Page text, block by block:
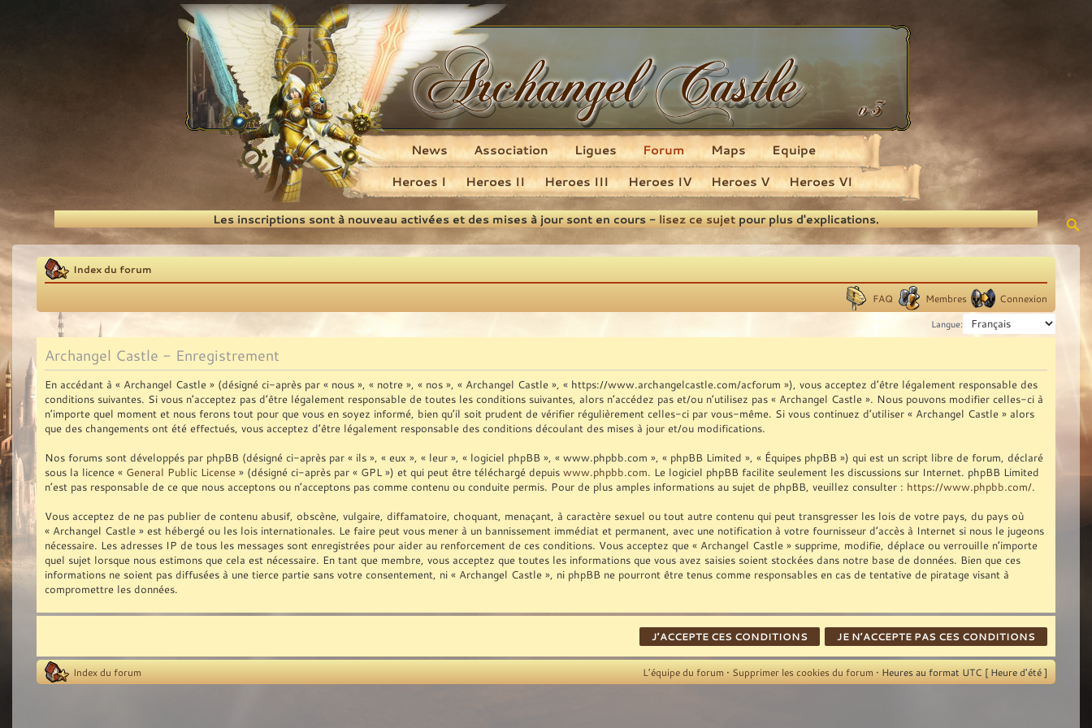
Recherche
Heroes I Heroes II Heroes III Heroes IV Heroes V Heroes VI
News Association Ligues Forum Maps Equipe
Les inscriptions sont à nouveau activées et des mises à jour sont en cours -lisez ce sujetpour plus d'explications.
Index du forum
FAQ Membres Connexion
Langue:
Archangel Castle - Enregistrement
En accédant à « Archangel Castle » (désigné ci-après par « nous », « notre », « nos », « Archangel Castle », « https://www.archangelcastle.com/acforum »), vous acceptez d’être légalement responsable des
conditions suivantes. Si vous n’acceptez pas d’être légalement responsable de toutes les conditions suivantes, alors n’accédez pas et/ou n’utilisez pas « Archangel Castle ». Nous pouvons modifier celles-ci à
n’importe quel moment et nous ferons tout pour que vous en soyez informé, bien qu’il soit prudent de vérifier régulièrement celles-ci par vous-même. Si vous continuez d’utiliser « Archangel Castle » alors
que des changements ont été effectués, vous acceptez d’être légalement responsable des conditions découlant des mises à jour et/ou modifications.
Nos forums sont développés par phpBB (désigné ci-après par « ils », « eux », « leur », « logiciel phpBB », « www.phpbb.com », « phpBB Limited », « Équipes phpBB ») qui est un script libre de forum, déclaré
sous la licence « General Public License » (désigné ci-après par « GPL ») et qui peut être téléchargé depuis www.phpbb.com. Le logiciel phpBB facilite seulement les discussions sur Internet. phpBB Limited
n’est pas responsable de ce que nous acceptons ou n’acceptons pas comme contenu ou conduite permis. Pour de plus amples informations au sujet de phpBB, veuillez consulter : https://www.phpbb.com/.
Vous acceptez de ne pas publier de contenu abusif, obscène, vulgaire, diffamatoire, choquant, menaçant, à caractère sexuel ou tout autre contenu qui peut transgresser les lois de votre pays, du pays où
« Archangel Castle » est hébergé ou les lois internationales. Le faire peut vous mener à un bannissement immédiat et permanent, avec une notification à votre fournisseur d’accès à Internet si nous le jugeons
nécessaire. Les adresses IP de tous les messages sont enregistrées pour aider au renforcement de ces conditions. Vous acceptez que « Archangel Castle » supprime, modifie, déplace ou verrouille n’importe
quel sujet lorsque nous estimons que cela est nécessaire. En tant que membre, vous acceptez que toutes les informations que vous avez saisies soient stockées dans notre base de données. Bien que ces
informations ne soient pas diffusées à une tierce partie sans votre consentement, ni « Archangel Castle », ni phpBB ne pourront être tenus comme responsables en cas de tentative de piratage visant à
compromettre les données.
Index du forum L’équipe du forum • Supprimer les cookies du forum • Heures au format UTC [ Heure d’été ]